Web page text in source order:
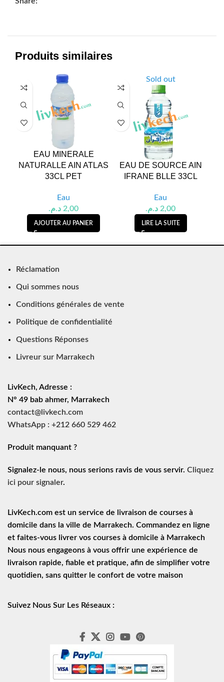
Produits similaires
EAU MINERALE
NATURALLE AIN ATLAS
33CL PET
Eau
2,00 د.م.
AJOUTER AU PANIER
Sold out
EAU DE SOURCE AIN
IFRANE BLLE 33CL
Eau
2,00 د.م.
LIRE LA SUITE
Réclamation
Qui sommes nous
Conditions générales de vente
Politique de confidentialité
Questions Réponses
Livreur sur Marrakech
LivKech, Adresse :
N° 49 bab ahmer, Marrakech
contact@livkech.com
WhatsApp : +212 660 529 462
Produit manquant ?
Signalez-le nous, nous serions ravis de vous servir. Cliquez
ici pour signaler.
LivKech.com est un service de
livraison de courses à
domicile dans la ville de Marrakech. Commandez en ligne
et faites-vous livrer vos courses à domicile à Marrakech
Nous nous engageons à vous offrir une expérience de
livraison rapide, fiable et pratique, afin de simplifier votre
quotidien, sans quitter le confort de votre maison
Suivez Nous Sur Les Réseaux :